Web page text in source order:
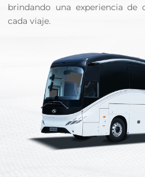
brindando una experiencia de
cada viaje.